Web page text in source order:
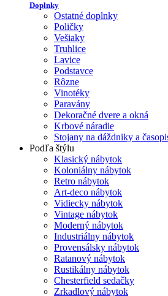
Doplnky
Ostatné doplnky
Poličky
Vešiaky
Truhlice
Lavice
Podstavce
Rôzne
Vinotéky
Paravány
Dekoračné dvere a okná
Krbové náradie
Stojany na dáždniky a
Podľa štýlu
Klasický nábytok
Koloniálny nábytok
Retro nábytok
Art-deco nábytok
Vidiecky nábytok
Vintage nábytok
Moderný nábytok
Industriálny nábytok
Provensálsky nábytok
Ratanový nábytok
Rustikálny nábytok
Chesterfield sedačky
Zrkadlový nábytok